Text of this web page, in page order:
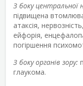
З боку центральної
підвищена
атаксія,
ейфорія,
погіршення
З боку органів зору:
глаукома.